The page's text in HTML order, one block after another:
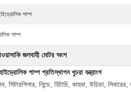
পাম্প
পাম্প
জলবাহী মোটর অংশ
পাম্প প্রতিস্থাপন খুচরা যন্ত্রাংশ
লিন্ডে, হিটাচি, কায়বা, উচিডা, লিবারের,